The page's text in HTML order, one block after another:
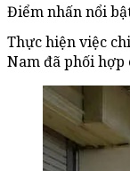
Điểm nhấn nổi
Thực hiện việc
Nam đã phối